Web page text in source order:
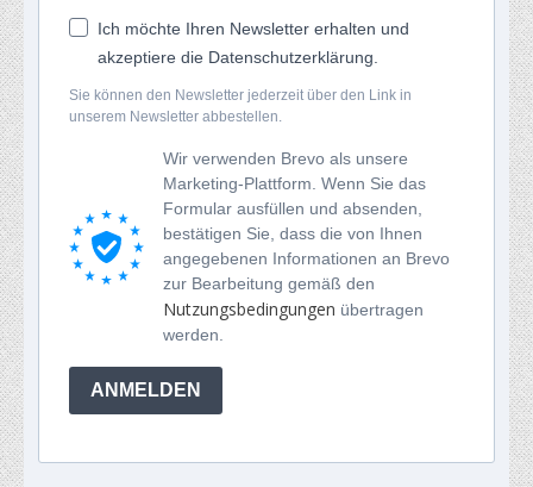
Ich möchte Ihren Newsletter erhalten und
akzeptiere die Datenschutzerklärung.
Sie können den Newsletter jederzeit über den Link in
unserem Newsletter abbestellen.
Wir verwenden Brevo als unsere
Marketing-Plattform. Wenn Sie das
Formular ausfüllen und absenden,
bestätigen Sie, dass die von Ihnen
angegebenen Informationen an Brevo
zur Bearbeitung gemäß den
Nutzungsbedingungen übertragen
werden.
ANMELDEN